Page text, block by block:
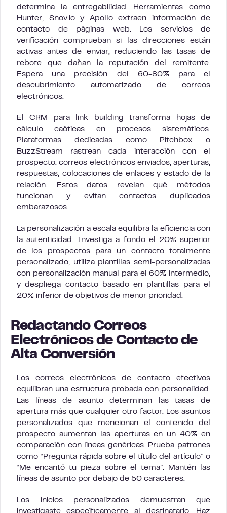
determina la entregabilidad. Herramientas como
Hunter, Snov.io y Apollo extraen información de
contacto de páginas web. Los servicios de
verificación comprueban si las direcciones están
activas antes de enviar, reduciendo las tasas de
rebote que dañan la reputación del remitente.
Espera una precisión del 60-80% para el
descubrimiento automatizado de correos
electrónicos.
El CRM para link building transforma hojas de
cálculo caóticas en procesos sistemáticos.
Plataformas dedicadas como Pitchbox o
BuzzStream rastrean cada interacción con el
prospecto: correos electrónicos enviados, aperturas,
respuestas, colocaciones de enlaces y estado de la
relación. Estos datos revelan qué métodos
funcionan y evitan contactos duplicados
embarazosos.
La personalización a escala equilibra la eficiencia con
la autenticidad. Investiga a fondo el 20% superior
de los prospectos para un contacto totalmente
personalizado, utiliza plantillas semi-personalizadas
con personalización manual para el 60% intermedio,
y despliega contacto basado en plantillas para el
20% inferior de objetivos de menor prioridad.
Redactando Correos
Electrónicos de Contacto de
Alta Conversión
Los correos electrónicos de contacto efectivos
equilibran una estructura probada con personalidad.
Las líneas de asunto determinan las tasas de
apertura más que cualquier otro factor. Los asuntos
personalizados que mencionan el contenido del
prospecto aumentan las aperturas en un 40% en
comparación con líneas genéricas. Prueba patrones
como “Pregunta rápida sobre el título del artículo” o
“Me encantó tu pieza sobre el tema”. Mantén las
líneas de asunto por debajo de 50 caracteres.
Los inicios personalizados demuestran que
investigaste específicamente al destinatario. Haz